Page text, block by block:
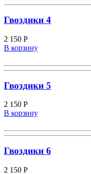
Гвоздики 4
2 150 Р
В корзину
Гвоздики 5
2 150 Р
В корзину
Гвоздики 6
2 150 Р